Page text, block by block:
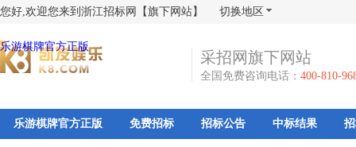
您好,欢迎您来到浙江招标网【旗下网站】 切换地区
乐游棋牌官方正版
采招网旗下网站
全国免费咨询电话： 400-810-
乐游棋牌官方正版 免费招标 招标公告 中标结果